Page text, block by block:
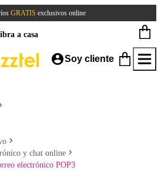
GRATIS exclusivos online
a casa
Soy cliente
y chat online
electrónico POP3